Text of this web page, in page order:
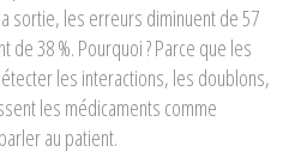
sortie, les erreurs diminuent de 57
38 %. Pourquoi ? Parce que les
les interactions, les doublons,
les médicaments comme
au patient.